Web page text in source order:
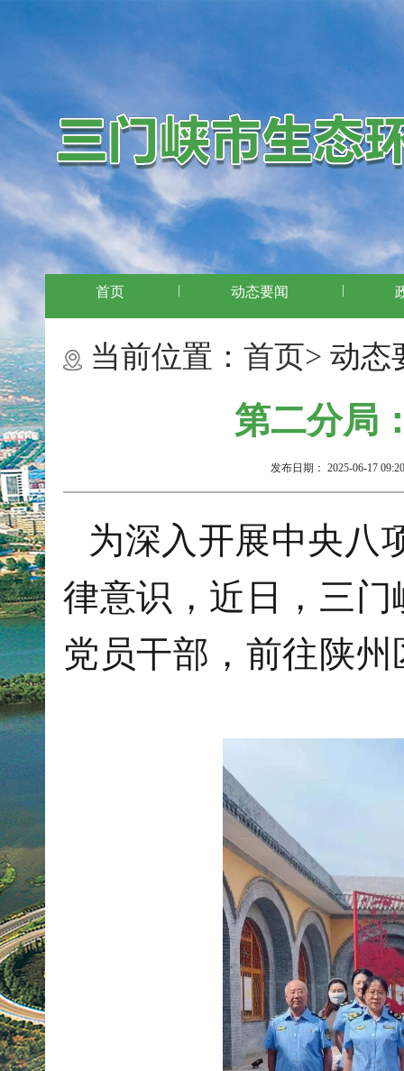
首页 动态要闻
当前位置： 首页> 动态
第二分局
发布日期： 2025-06-17 09:20
为深入开展中央八
律意识，近日，三
党员干部，前往陕